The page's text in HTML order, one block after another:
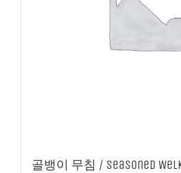
골뱅이 무침 / Seasoned